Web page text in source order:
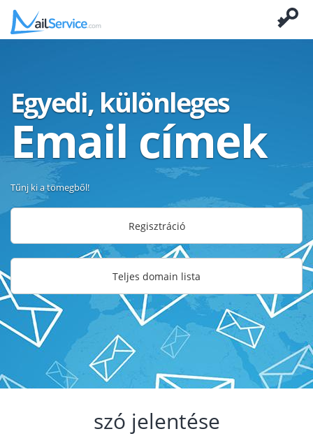
Egyedi, különleges
Email címek
Tűnj ki a tömegből!
Regisztráció
Teljes domain lista
szó jelentése